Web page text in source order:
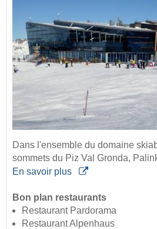
Dans l'ensemble du domaine
sommets du Piz Val Gronda,
En savoir plus
Bon plan restaurants
Restaurant Pardorama
Restaurant Alpenhaus